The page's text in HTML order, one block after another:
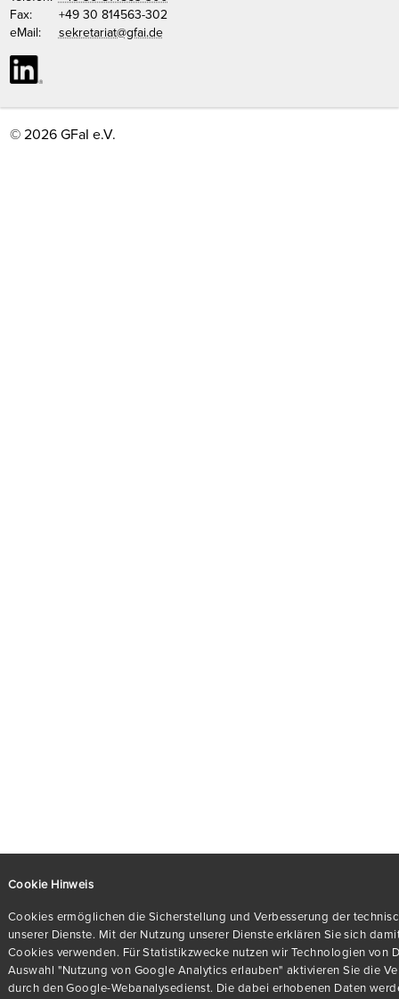
Cookie Hinweis
Cookies ermöglichen die Sicherstellung und Verbesserung der
unserer Dienste. Mit der Nutzung unserer Dienste erklären Sie sich
Cookies verwenden. Für Statistikzwecke nutzen wir Technologien von
Auswahl "Nutzung von Google Analytics erlauben" aktivieren Sie die
durch den Google-Webanalysedienst. Die dabei erhobenen Daten
Fax:
+49 30 814563-302
eMail:
sekretariat@gfai.de
© 2026 GFaI e.V.